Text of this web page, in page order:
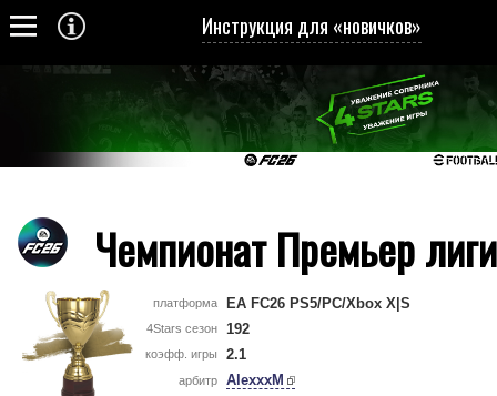
Инструкция для «новичков»
Чемпионат Премьер
платформа EA FC26 PS5/PC/Xbox X|S
4Stars сезон 192
коэфф. игры 2.1
арбитр AlexxxM